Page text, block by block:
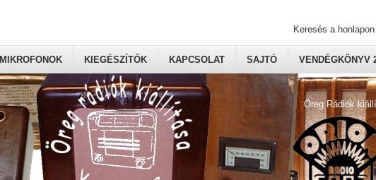
Öreg Rádiók
MIKROFONOK KIEGÉSZÍTŐK KAPCSOLAT SAJTÓ VENDÉGKÖNYV
Keresés a honlapon